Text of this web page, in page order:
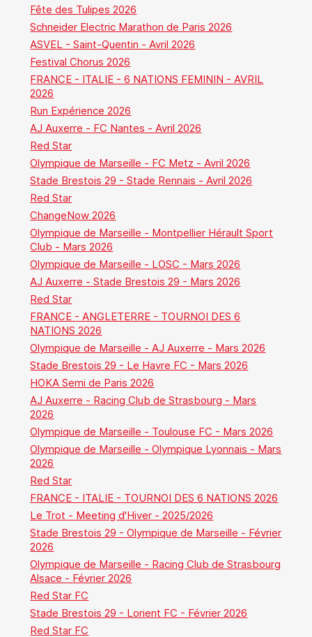
Fête des Tulipes 2026
Schneider Electric Marathon de Paris 2026
ASVEL - Saint-Quentin - Avril 2026
Festival Chorus 2026
FRANCE - ITALIE - 6 NATIONS FEMININ - AVRIL
2026
Run Expérience 2026
AJ Auxerre - FC Nantes - Avril 2026
Red Star
Olympique de Marseille - FC Metz - Avril 2026
Stade Brestois 29 - Stade Rennais - Avril 2026
Red Star
ChangeNow 2026
Olympique de Marseille - Montpellier Hérault Sport
Club - Mars 2026
Olympique de Marseille - LOSC - Mars 2026
AJ Auxerre - Stade Brestois 29 - Mars 2026
Red Star
FRANCE - ANGLETERRE - TOURNOI DES 6
NATIONS 2026
Olympique de Marseille - AJ Auxerre - Mars 2026
Stade Brestois 29 - Le Havre FC - Mars 2026
HOKA Semi de Paris 2026
AJ Auxerre - Racing Club de Strasbourg - Mars
2026
Olympique de Marseille - Toulouse FC - Mars 2026
Olympique de Marseille - Olympique Lyonnais - Mars
2026
Red Star
FRANCE - ITALIE - TOURNOI DES 6 NATIONS 2026
Le Trot - Meeting d'Hiver - 2025/2026
Stade Brestois 29 - Olympique de Marseille - Février
2026
Olympique de Marseille - Racing Club de Strasbourg
Alsace - Février 2026
Red Star FC
Stade Brestois 29 - Lorient FC - Février 2026
Red Star FC